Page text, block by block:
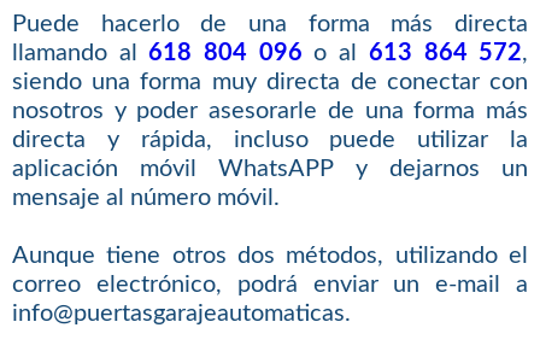
Puede hacerlo de una forma más directa
llamando al618 804 096 o al 613 864 572,
siendo una forma muy directa de conectar con
nosotros y poder asesorarle de una forma más
directa y rápida, incluso puede utilizar la
aplicación móvil WhatsAPP y dejarnos un
mensaje al número móvil.
Aunque tiene otros dos métodos, utilizando el
correo electrónico, podrá enviar un e-mail a
info@puertasgarajeautomaticas.